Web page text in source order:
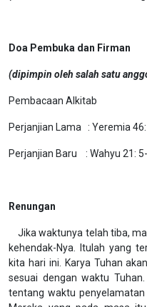
Doa Pembuka dan Firman
(dipimpin oleh salah satu
Pembacaan Alkitab
Perjanjian Lama : Yeremia
Perjanjian Baru : Wahyu 21:
Renungan
Jika waktunya telah tiba,
kehendak-Nya. Itulah yang
kita hari ini. Karya Tuhan
sesuai dengan waktu
tentang waktu